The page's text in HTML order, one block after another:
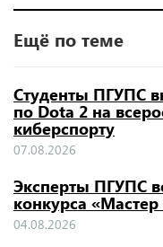
Ещё по теме
Студенты ПГУПС
по Dota 2 на
киберспорту
07.08.2026
Эксперты ПГУПС
конкурса «Мастер
04.08.2026